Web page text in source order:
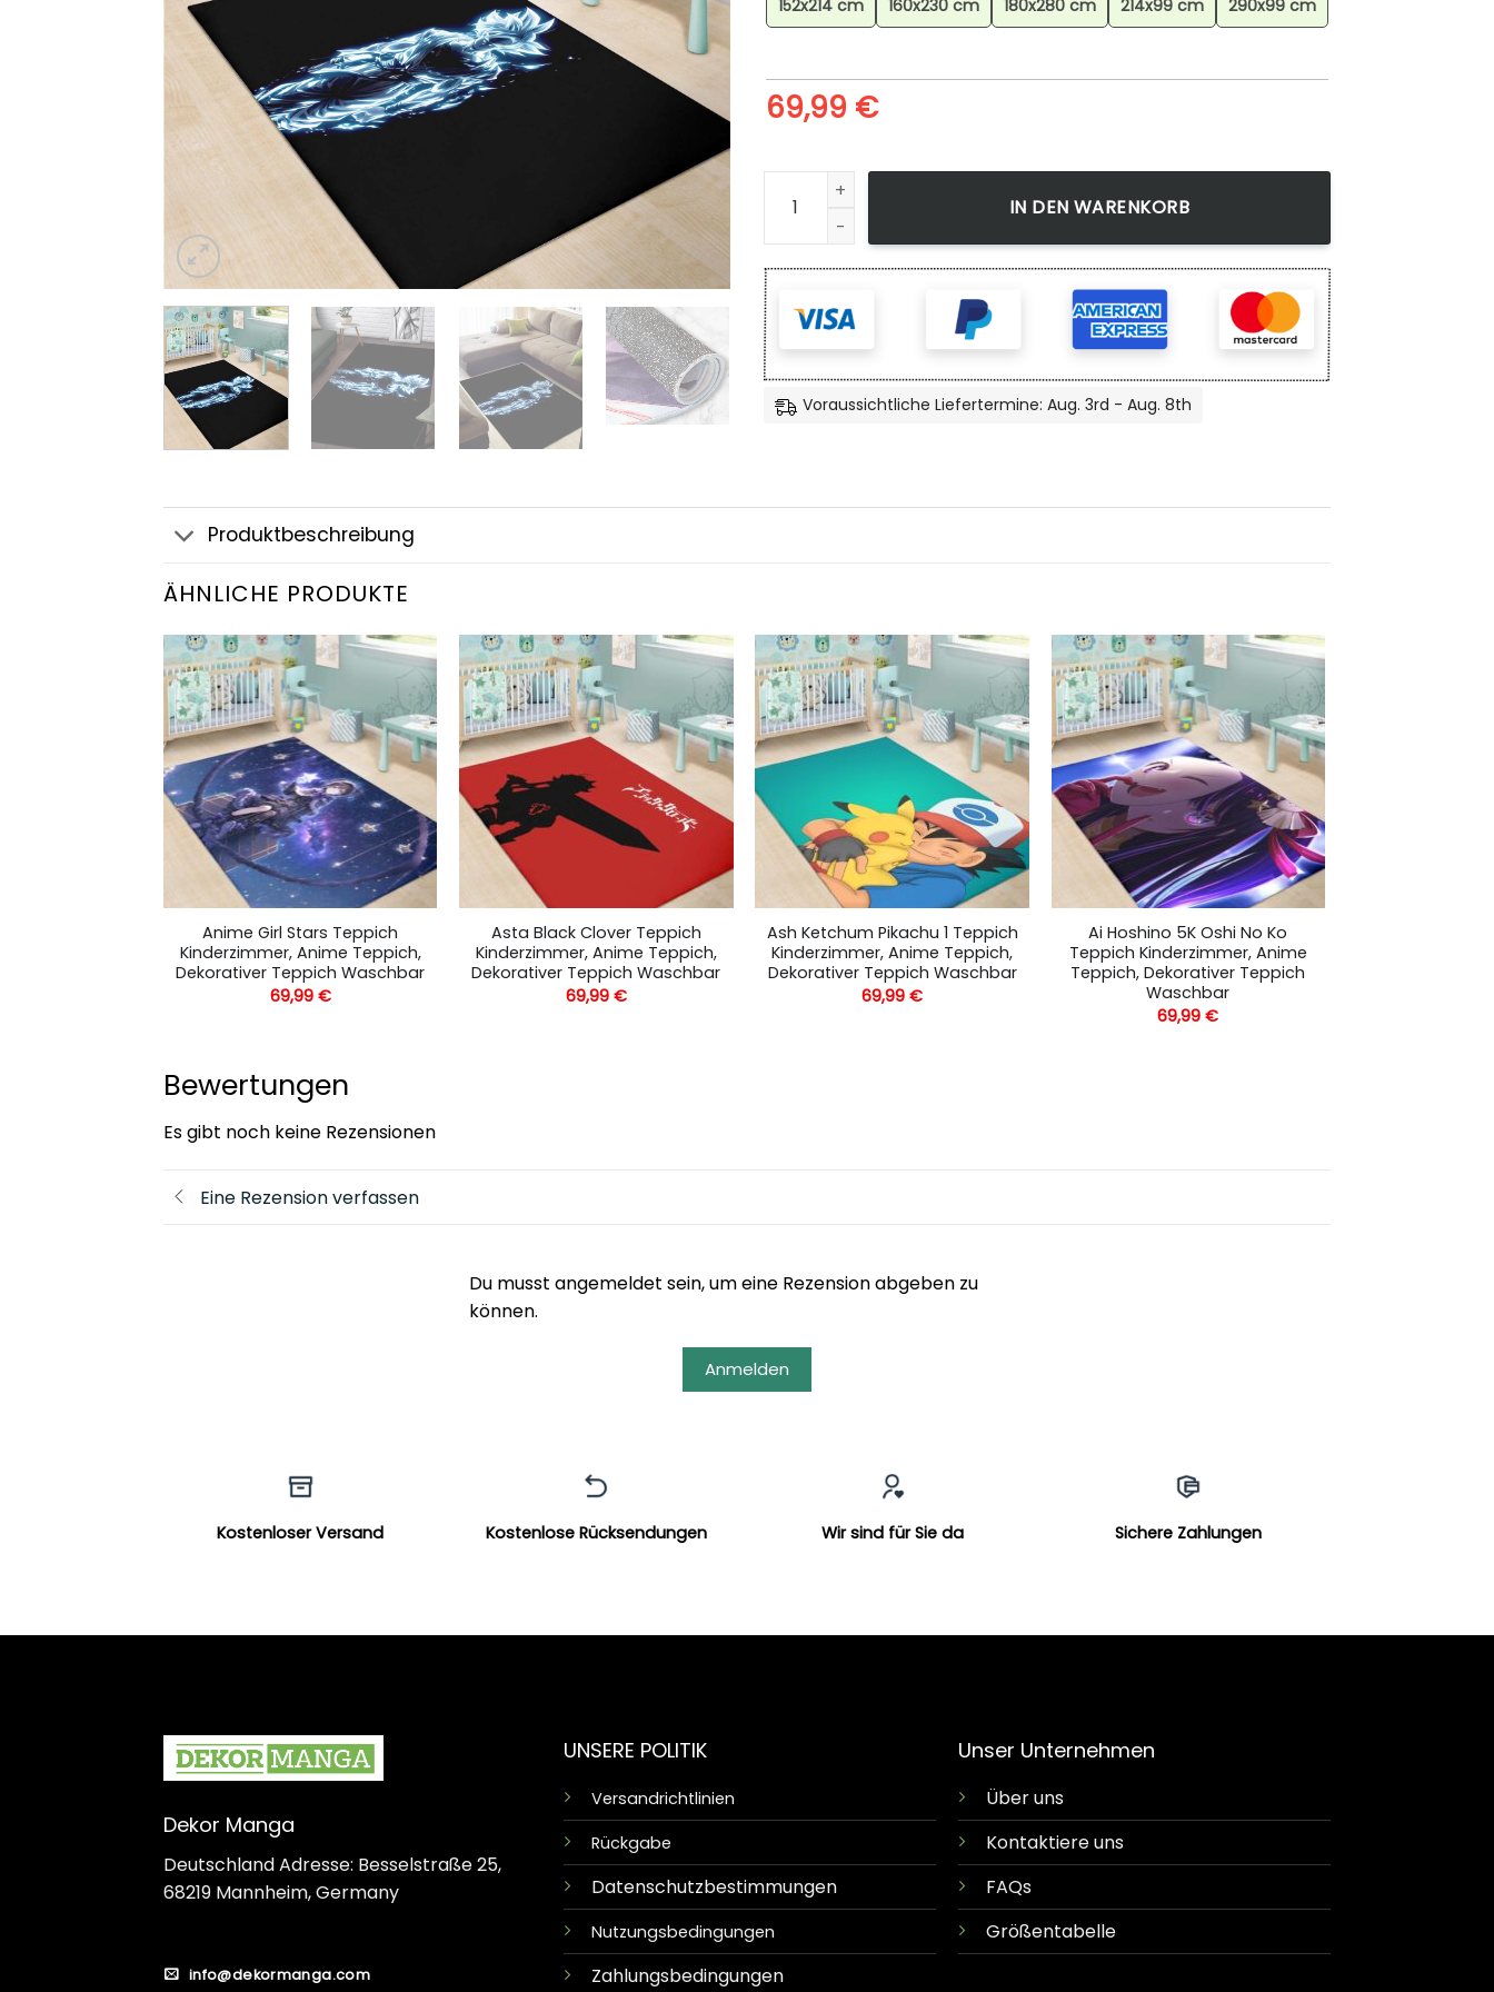
152x214 cm 160x230 cm 180x280 cm 214x99 cm 290x99 cm
69,99 €
Goku Ultra Instinct_1 Teppich Kinderzimmer, Anime Teppich, Dekorativer Teppich
IN DEN WARENKORB
Voraussichtliche Liefertermine: Aug. 3rd - Aug. 8th
Produktbeschreibung
ÄHNLICHE PRODUKTE
Anime Girl Stars Teppich
Kinderzimmer, Anime Teppich,
Dekorativer Teppich Waschbar
69,99 €
Asta Black Clover Teppich
Kinderzimmer, Anime Teppich,
Dekorativer Teppich Waschbar
69,99 €
Ash Ketchum Pikachu 1 Teppich
Kinderzimmer, Anime Teppich,
Dekorativer Teppich Waschbar
69,99€
Ai Hoshino 5K Oshi No Ko
Teppich Kinderzimmer, Anime
Teppich, Dekorativer Teppich
Waschbar
69,99€
Bewertungen
Es gibt noch keine Rezensionen
Eine Rezension verfassen
Du musst angemeldet sein, um eine Rezension abgeben zu
können.
Anmelden
Kostenloser Versand Kostenlose Rücksendungen Wir sind für Sie da Sichere Zahlungen
Dekor Manga
Deutschland Adresse: Besselstraße 25,
68219 Mannheim, Germany
info@dekormanga.com
UNSERE POLITIK
Versandrichtlinien
Rückgabe
Datenschutzbestimmungen
Nutzungsbedingungen
Zahlungsbedingungen
Unser Unternehmen
Über uns
Kontaktiere uns
FAQs
Größentabelle